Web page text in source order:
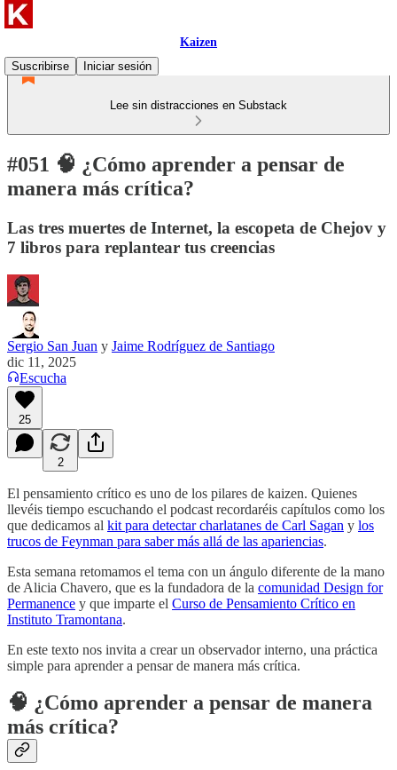
Kaizen
Suscribirse
Iniciar sesión
Lee sin distracciones en Substack
#051 🧠 ¿Cómo aprender a pensar de
manera más crítica?
Las tres muertes de Internet, la escopeta de Chejov y
7 libros para replantear tus creencias
Sergio San Juan y Jaime Rodríguez de Santiago
dic 11, 2025
Escucha
25
2
El pensamiento crítico es uno de los pilares de kaizen. Quienes
llevéis tiempo escuchando el podcast recordaréis capítulos como los
que dedicamos al kit para detectar charlatanes de Carl Sagan y los
trucos de Feynman para saber más allá de las apariencias.
Esta semana retomamos el tema con un ángulo diferente de la mano
de Alicia Chavero, que es la fundadora de la comunidad Design for
Permanence y que imparte el Curso de Pensamiento Crítico en
Instituto Tramontana.
En este texto nos invita a crear un observador interno, una práctica
simple para aprender a pensar de manera más crítica.
🧠 ¿Cómo aprender a pensar de manera
más crítica?